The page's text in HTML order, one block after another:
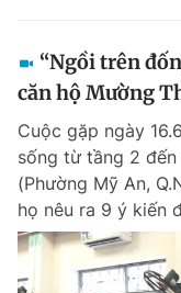
“Ngồi trên
căn hộ Mường
Cuộc gặp ngày
sống từ tầng 2
(Phường Mỹ An,
họ nêu ra 9 ý kiến